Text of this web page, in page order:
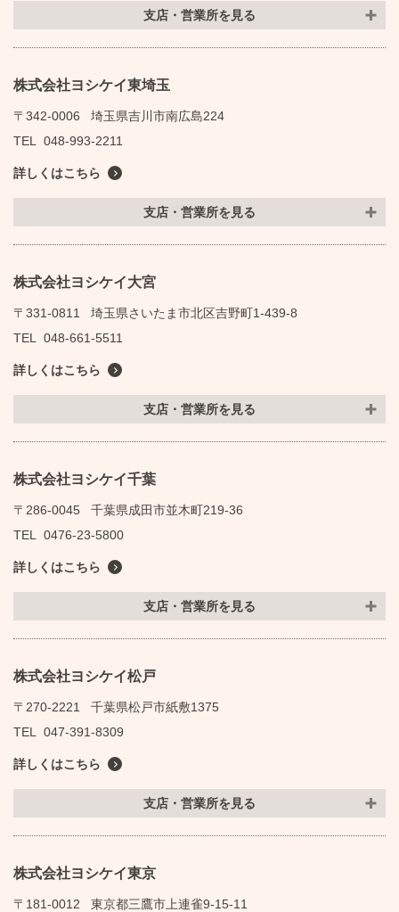
支店・営業所を見る
株式会社ヨシケイ東埼玉
〒342-0006
埼玉県吉川市南広島224
TEL
048-993-2211
詳しくはこちら
支店・営業所を見る
株式会社ヨシケイ大宮
〒331-0811
埼玉県さいたま市北区吉野町1-439-8
TEL
048-661-5511
詳しくはこちら
支店・営業所を見る
株式会社ヨシケイ千葉
〒286-0045
千葉県成田市並木町219-36
TEL
0476-23-5800
詳しくはこちら
支店・営業所を見る
株式会社ヨシケイ松戸
〒270-2221
千葉県松戸市紙敷1375
TEL
047-391-8309
詳しくはこちら
支店・営業所を見る
株式会社ヨシケイ東京
〒181-0012
東京都三鷹市上連雀9-15-11